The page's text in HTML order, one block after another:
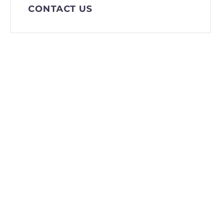
CONTACT US